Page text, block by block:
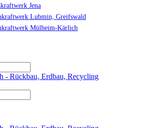
Jena
Lubmin, Greifswald
Mülheim-Kärlich